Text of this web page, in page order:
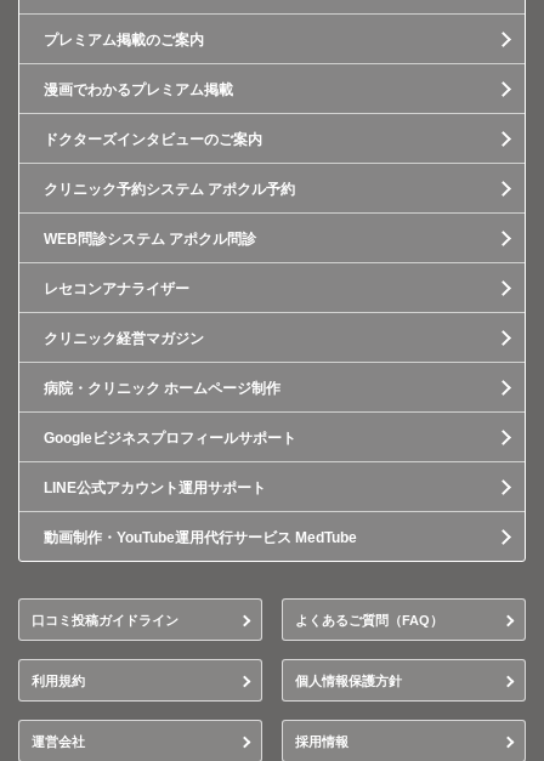
プレミアム掲載のご案内
漫画でわかるプレミアム掲載
ドクターズインタビューのご案内
クリニック予約システム アポクル予約
WEB問診システム アポクル問診
レセコンアナライザー
クリニック経営マガジン
病院・クリニック ホームページ制作
Googleビジネスプロフィールサポート
LINE公式アカウント運用サポート
動画制作・YouTube運用代行サービス MedTube
口コミ投稿ガイドライン よくあるご質問（FAQ）
利用規約 個人情報保護方針
運営会社 採用情報